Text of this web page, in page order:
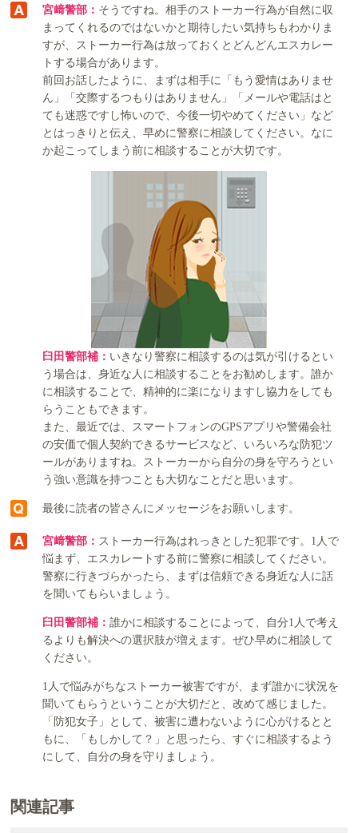
宮﨑警部： そうですね。相手のストーカー行為が自然に収
まってくれるのではないかと期待したい気持ちもわかりま
すが、ストーカー行為は放っておくとどんどんエスカレー
トする場合があります。
前回お話したように、まずは相手に「もう愛情はありませ
ん」「交際するつもりはありません」「メールや電話はと
ても迷惑ですし怖いので、今後一切やめてください」など
とはっきりと伝え、早めに警察に相談してください。なに
か起こってしまう前に相談することが大切です。
臼田警部補： いきなり警察に相談するのは気が引けるとい
う場合は、身近な人に相談することをお勧めします。誰か
に相談することで、精神的に楽になりますし協力をしても
らうこともできます。
また、最近では、スマートフォンのGPSアプリや警備会社
の安価で個人契約できるサービスなど、いろいろな防犯ツ
ールがありますね。ストーカーから自分の身を守ろうとい
う強い意識を持つことも大切なことだと思います。
最後に読者の皆さんにメッセージをお願いします。
宮﨑警部： ストーカー行為はれっきとした犯罪です。1人で
悩まず、エスカレートする前に警察に相談してください。
警察に行きづらかったら、まずは信頼できる身近な人に話
を聞いてもらいましょう。
臼田警部補：誰かに相談することによって、自分1人で考え
るよりも解決への選択肢が増えます。ぜひ早めに相談して
ください。
1人で悩みがちなストーカー被害ですが、まず誰かに状況を
聞いてもらうということが大切だと、改めて感じました。
「防犯女子」として、被害に遭わないように心がけるとと
もに、「もしかして？」と思ったら、すぐに相談するよう
にして、自分の身を守りましょう。
関連記事